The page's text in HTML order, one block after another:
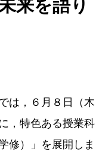
来を語り
は，６月８日（
，特色ある授業
修）」を展開しま